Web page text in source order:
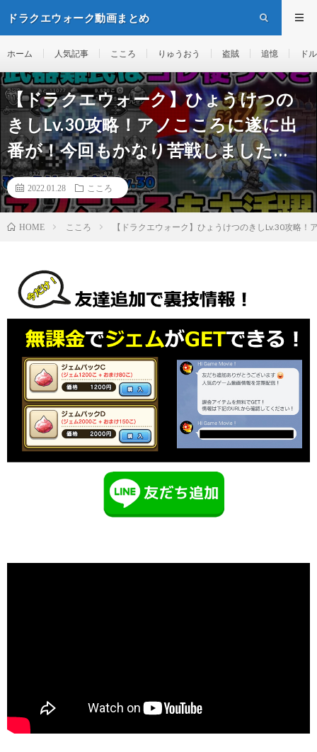
ドラクエウォーク動画まとめ
ホーム 人気記事 こころ りゅうおう 盗賊 追憶 ド
【ドラクエウォーク】ひょうけつの
きしLv.30攻略！アノこころに遂に出
番が！今回もかなり苦戦しました…
2022.01.28 こころ
HOME こころ 【ドラクエウォーク】ひょうけつのきしLv.30攻略